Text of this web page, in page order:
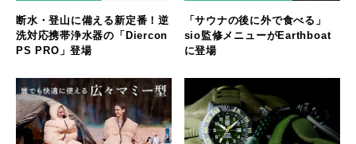
断水・登山に備える新定番！逆
洗対応携帯浄水器の「Diercon
PS PRO」登場
「サウナの後に外で食べる」
sio監修メニューがEarthboat
に登場